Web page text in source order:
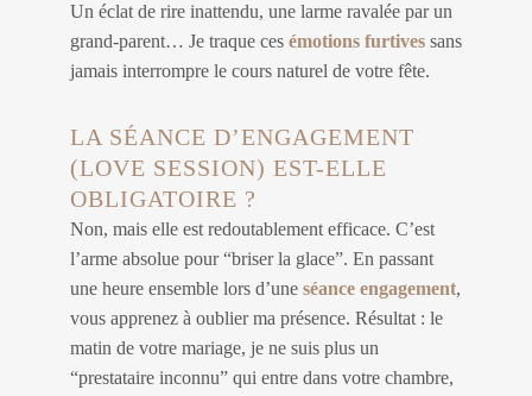
Un éclat de rire inattendu, une larme ravalée par un
grand-parent… Je traque ces émotions furtives sans
jamais interrompre le cours naturel de votre fête.
LA SÉANCE D’ENGAGEMENT
(LOVE SESSION) EST-ELLE
OBLIGATOIRE ?
Non, mais elle est redoutablement efficace. C’est
l’arme absolue pour “briser la glace”. En passant
une heure ensemble lors d’une séance engagement,
vous apprenez à oublier ma présence. Résultat : le
matin de votre mariage, je ne suis plus un
“prestataire inconnu” qui entre dans votre chambre,